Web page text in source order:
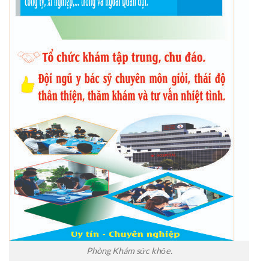
Phòng Khám sức khỏe.